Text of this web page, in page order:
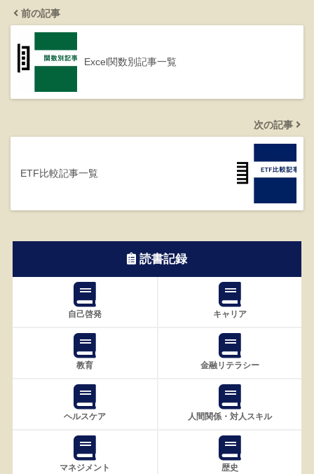
前の記事
Excel関数別記事一覧
次の記事
ETF比較記事一覧
読書記録
自己啓発 キャリア
教育 金融リテラシー
ヘルスケア 人間関係・対人スキル
マネジメント 歴史